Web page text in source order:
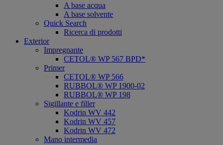
A base acqua
A base solvente
Quick Search
Ricerca di prodotti
Exterior
Impregnante
CETOL® WP 567 BPD*
Primer
CETOL® WP 566
RUBBOL® WP 1900-02
RUBBOL® WP 198
Sigillante e filler
Kodrin WV 442
Kodrin WV 457
Kodrin WV 472
Mano intermedia